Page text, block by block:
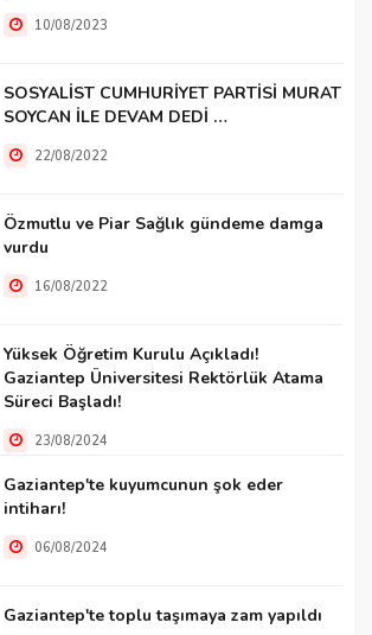
10/08/2023
SOSYALİST CUMHURİYET PARTİSİ MURAT
SOYCAN İLE DEVAM DEDİ …
22/08/2022
Özmutlu ve Piar Sağlık gündeme damga
vurdu
16/08/2022
Yüksek Öğretim Kurulu Açıkladı!
Gaziantep Üniversitesi Rektörlük Atama
Süreci Başladı!
23/08/2024
Gaziantep'te kuyumcunun şok eder
intiharı!
06/08/2024
Gaziantep'te toplu taşımaya zam yapıldı